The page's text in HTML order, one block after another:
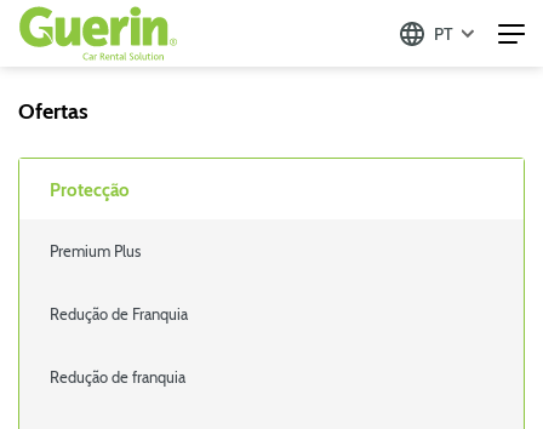
PT
Ofertas
Protecção
Premium Plus
Redução de Franquia
Redução de franquia